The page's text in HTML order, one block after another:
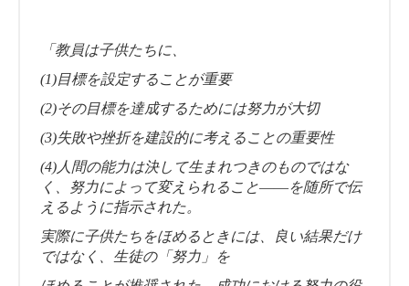
「教員は子供たちに、
(1)目標を設定することが重要
(2)その目標を達成するためには努力が大切
(3)失敗や挫折を建設的に考えることの重要性
(4)人間の能力は決して生まれつきのものではな
く、努力によって変えられること――を随所で伝
えるように指示された。
実際に子供たちをほめるときには、良い結果だけ
ではなく、生徒の「努力」を